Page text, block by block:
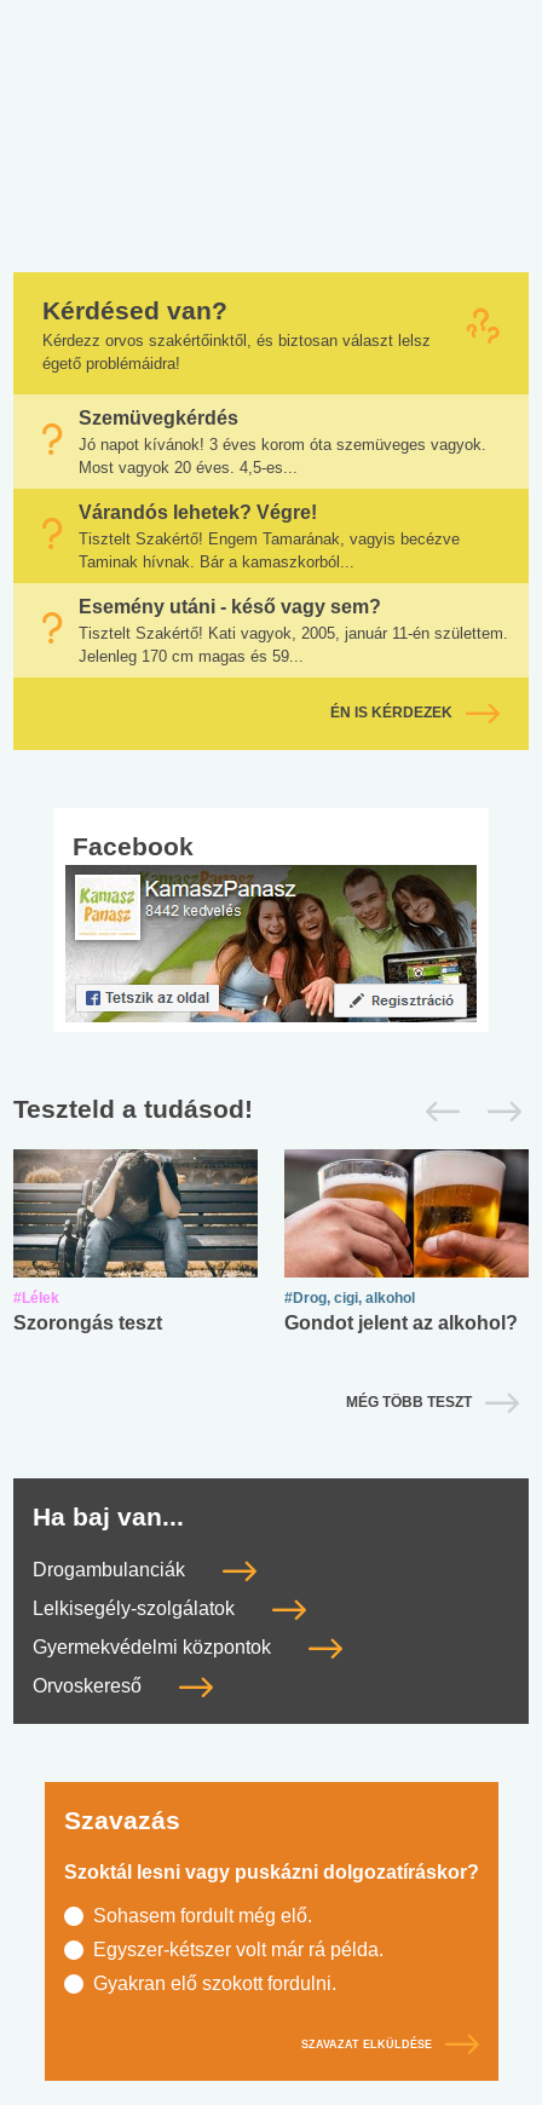
Kérdésed van?
Kérdezz orvos szakértőinktől, és biztosan választ lelsz
égető problémáidra!
Szemüvegkérdés
Jó napot kívánok! 3 éves korom óta szemüveges vagyok.
Most vagyok 20 éves. 4,5-es...
Várandós lehetek? Végre!
Tisztelt Szakértő! Engem Tamarának, vagyis becézve
Taminak hívnak. Bár a kamaszkorból...
Esemény utáni - késő vagy sem?
Tisztelt Szakértő! Kati vagyok, 2005, január 11-én születtem.
Jelenleg 170 cm magas és 59...
ÉN IS KÉRDEZEK
Facebook
Teszteld a tudásod!
#Lélek
Szorongás teszt
#Drog, cigi, alkohol
Gondot jelent az alkohol?
MÉG TÖBB TESZT
Ha baj van...
Drogambulanciák
Lelkisegély-szolgálatok
Gyermekvédelmi központok
Orvoskereső
Szavazás
Szoktál lesni vagy puskázni dolgozatíráskor?
Sohasem fordult még elő.
Egyszer-kétszer volt már rá példa.
Gyakran elő szokott fordulni.
SZAVAZAT ELKÜLDÉSE